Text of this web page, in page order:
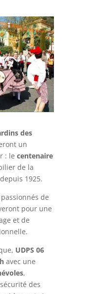
des
un
: le centenaire
de la
1925.
de
pour une
et de
UDPS 06
avec une
,
des